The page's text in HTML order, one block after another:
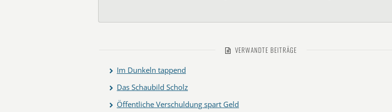
VERWANDTE BEITRÄGE
Im Dunkeln tappend
Das Schaubild Scholz
Öffentliche Verschuldung spart Geld